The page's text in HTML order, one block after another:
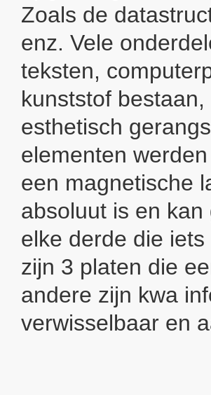
Zoals de
enz. Vele
teksten,
kunststof
esthetisch
elementen
een magnetische
absoluut is en
elke derde die
zijn 3 platen die
andere zijn kwa
verwisselbaar en